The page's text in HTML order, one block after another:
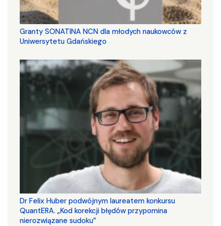
Granty SONATINA NCN dla młodych naukowców z
Uniwersytetu Gdańskiego
Dr Felix Huber podwójnym laureatem konkursu
QuantERA. „Kod korekcji błędów przypomina
nierozwiązane sudoku”